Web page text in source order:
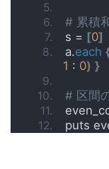
# 累積
s = [0]
a.each
1 : 0) }
# 区間
puts